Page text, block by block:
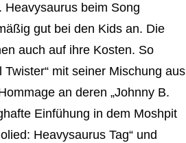
Heavysaurus beim Song
gut bei den Kids an. Die
auch auf ihre Kosten. So
Twister“ mit seiner Mischung aus
an deren „Johnny B.
Einfühung in dem Moshpit
Heavysaurus Tag“ und